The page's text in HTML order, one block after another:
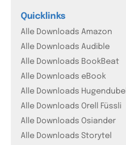
Quicklinks
Alle Downloads Amazon
Alle Downloads Audible
Alle Downloads BookBeat
Alle Downloads eBook
Alle Downloads Hugendubel
Alle Downloads Orell Füssli
Alle Downloads Osiander
Alle Downloads Storytel